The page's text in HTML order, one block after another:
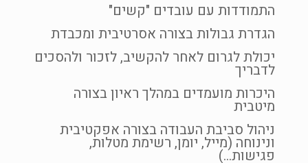
התמודדות עם עובדים "קשים"
הגדרת גבולות בצורה אסרטיבית ומכבדת
יכולת לגרום לאחר להקשיב, לזכור ולהסכים
לדבריך
היכרות מועמדים במהלך ראיון בצורה
מיטבית
ניהול סביבת העבודה בצורה אפקטיבית
ונינוחה (מייל, יומן, רשימת מטלות,
פגישות…)